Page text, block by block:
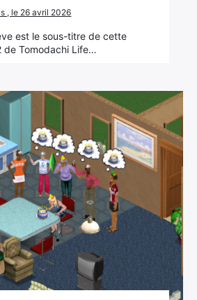
, le 26 avril 2026
est le sous-titre de cette
de Tomodachi Life…